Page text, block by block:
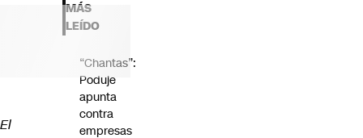
El
MÁS
LEÍDO
“Chantas”:
Poduje
apunta
contra
empresas